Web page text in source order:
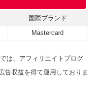
国際ブランド
Mastercard
は、アフィリエイトプログ
告収益を得て運用しておりま